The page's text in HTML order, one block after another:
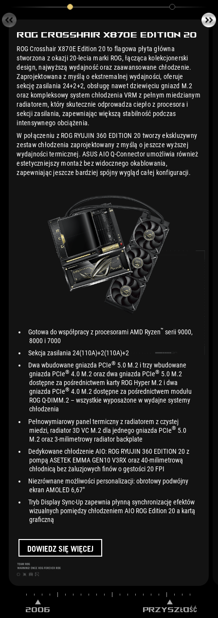
ROG Crosshair X870E Edition 20
ROG Crosshair X870E Edition 20 to flagowa płyta główna
stworzona z okazji 20-lecia marki ROG, łącząca kolekcjonerski
design, najwyższą wydajność oraz zaawansowane chłodzenie.
Zaprojektowana z myślą o ekstremalnej wydajności, oferuje
sekcję zasilania 24+2+2, obsługę nawet dziewięciu gniazd M.2
oraz kompleksowy system chłodzenia VRM z pełnym miedzianym
radiatorem, który skutecznie odprowadza ciepło z procesora i
sekcji zasilania, zapewniając większą stabilność podczas
intensywnego obciążenia.
W połączeniu z ROG RYUJIN 360 EDITION 20 tworzy ekskluzywny
zestaw chłodzenia zaprojektowany z myślą o jeszcze wyższej
wydajności termicznej. ASUS AIO Q-Connector umożliwia również
estetyczniejszy montaż bez widocznego okablowania,
zapewniając jeszcze bardziej spójny wygląd całej konfiguracji.
Gotowa do współpracy z procesorami AMD Ryzen™ serii 9000,
8000 i 7000
Sekcja zasilania 24(110A)+2(110A)+2
Dwa wbudowane gniazda PCIe® 5.0 M.2 i trzy wbudowane
gniazda PCIe® 4.0 M.2 oraz dwa gniazda PCIe® 5.0 M.2
dostępne za pośrednictwem karty ROG Hyper M.2 i dwa
gniazda PCIe® 4.0 M.2 dostępne za pośrednictwem modułu
ROG Q-DIMM.2 – wszystkie wyposażone w wydajne systemy
chłodzenia
Pełnowymiarowy panel termiczny z radiatorem z czystej
miedzi, radiator 3D VC M.2 dla jednego gniazda PCIe® 5.0
M.2 oraz 3-milimetrowy radiator backplate
Dedykowane chłodzenie AIO: ROG RYUJIN 360 EDITION 20 z
pompą ASETEK EMMA GEN10 V3RX oraz 40-milimetrową
chłodnicą bez żaluzjowych finów o gęstości 20 FPI
Niezrównane możliwości personalizacji: obrotowy podwójny
ekran AMOLED 6,67"
Tryb Display Sync-Up zapewnia płynną synchronizację efektów
wizualnych pomiędzy chłodzeniem AIO ROG Edition 20 a kartą
graficzną
DOWIEDZ SIĘ WIĘCEJ
2006 PRZYSZŁOŚĆ